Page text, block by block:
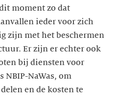
moment zo dat
ieder voor zich
zijn met het beschermen
Er zijn er echter ook
bij diensten voor
NBIP-NaWas, om
en de kosten te